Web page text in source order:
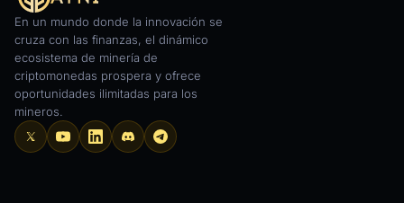
En un mundo donde la innovación se
cruza con las finanzas, el dinámico
ecosistema de minería de
criptomonedas prospera y ofrece
oportunidades ilimitadas para los
mineros.